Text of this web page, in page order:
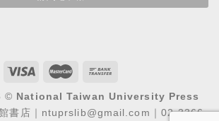
© National Taiwan University Press
書店｜ntuprslib@gmail.com｜02-3366-